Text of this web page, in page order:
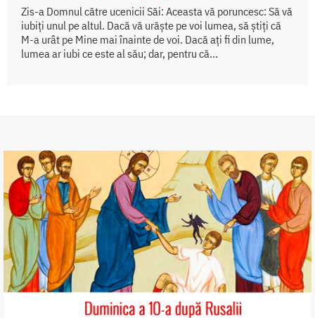
Zis-a Domnul către ucenicii Săi: Aceasta vă poruncesc: Să vă
iubiți unul pe altul. Dacă vă urăște pe voi lumea, să știți că
M-a urât pe Mine mai înainte de voi. Dacă ați fi din lume,
lumea ar iubi ce este al său; dar, pentru că...